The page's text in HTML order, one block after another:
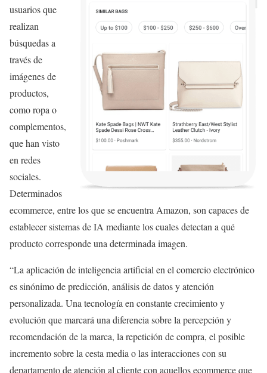
usuarios que
realizan
búsquedas a
través de
imágenes de
productos,
como ropa o
complementos,
que han visto
en redes
sociales.
Determinados
ecommerce, entre los que se encuentra Amazon, son capaces de
establecer sistemas de IA mediante los cuales detectan a qué
producto corresponde una determinada imagen.
“La aplicación de inteligencia artificial en el comercio electrónico
es sinónimo de predicción, análisis de datos y atención
personalizada. Una tecnología en constante crecimiento y
evolución que marcará una diferencia sobre la percepción y
recomendación de la marca, la repetición de compra, el posible
incremento sobre la cesta media o las interacciones con su
departamento de atención al cliente con aquellos ecommerce que